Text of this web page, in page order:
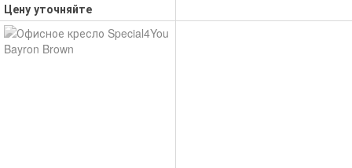
Цену уточняйте